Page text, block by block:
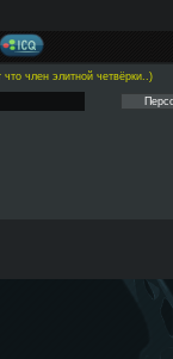
что член элитной четвёрки..)